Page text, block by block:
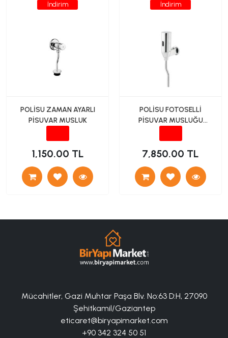
İndirim
POLİSU ZAMAN AYARLI
PİSUVAR MUSLUK
1,150.00 TL
İndirim
POLİSU FOTOSELLİ
PİSUVAR MUSLUĞU
7,850.00 TL
Mücahitler, Gazi Muhtar Paşa Blv. No:63 D:H, 27090
Şehitkamil/Gaziantep
eticaret@biryapimarket.com
+90 342 324 50 51